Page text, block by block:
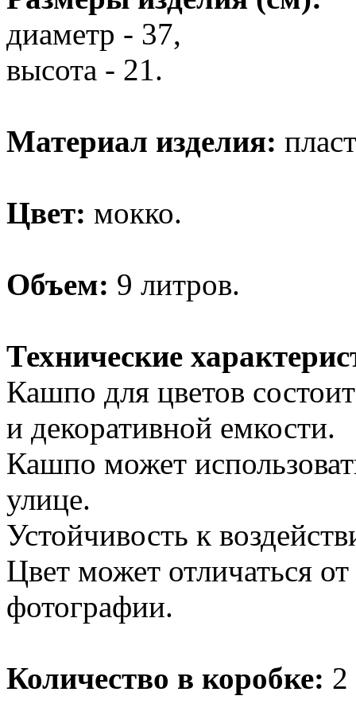
диаметр - 37,
высота - 21.
Материал изделия:
Цвет: мокко.
Объем: 9 литров.
Технические
Кашпо для цветов
и декоративной емкости.
Кашпо может
улице.
Устойчивость к
Цвет может отличаться
фотографии.
Количество в коробке: 2